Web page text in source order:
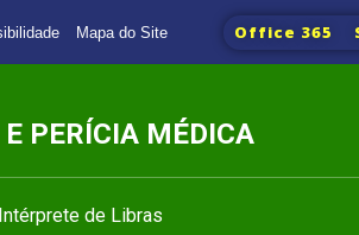
Mapa do Site Office 365
PERÍCIA MÉDICA
de Libras